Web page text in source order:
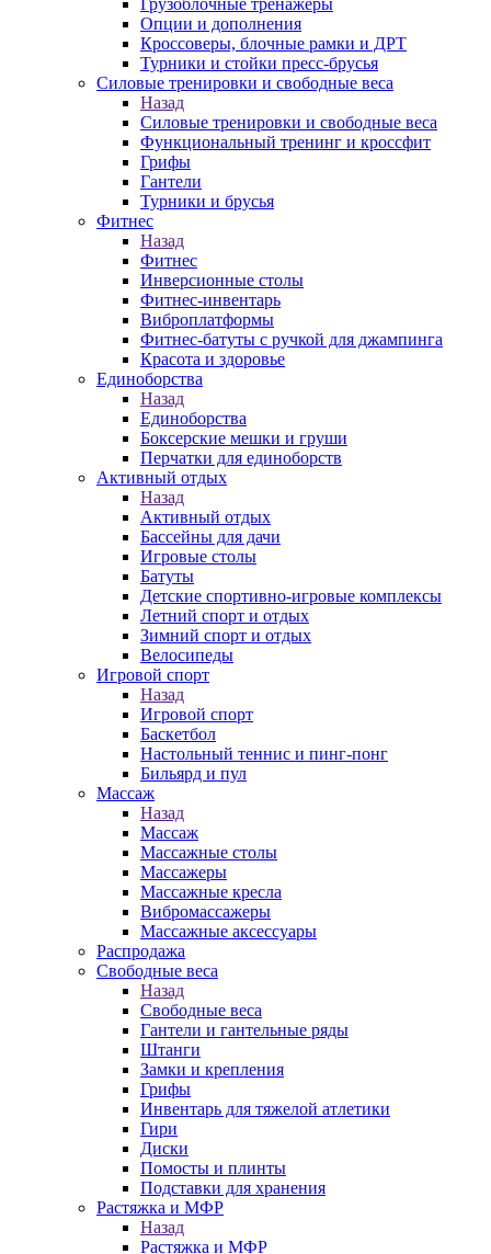
Грузоблочные тренажеры
Опции и дополнения
Кроссоверы, блочные рамки и ДРТ
Турники и стойки пресс-брусья
Силовые тренировки и свободные веса
Назад
Силовые тренировки и свободные веса
Функциональный тренинг и кроссфит
Грифы
Гантели
Турники и брусья
Фитнес
Назад
Фитнес
Инверсионные столы
Фитнес-инвентарь
Виброплатформы
Фитнес-батуты с ручкой для джампинга
Красота и здоровье
Единоборства
Назад
Единоборства
Боксерские мешки и груши
Перчатки для единоборств
Активный отдых
Назад
Активный отдых
Бассейны для дачи
Игровые столы
Батуты
Детские спортивно-игровые комплексы
Летний спорт и отдых
Зимний спорт и отдых
Велосипеды
Игровой спорт
Назад
Игровой спорт
Баскетбол
Настольный теннис и пинг-понг
Бильярд и пул
Массаж
Назад
Массаж
Массажные столы
Массажеры
Массажные кресла
Вибромассажеры
Массажные аксессуары
Распродажа
Свободные веса
Назад
Свободные веса
Гантели и гантельные ряды
Штанги
Замки и крепления
Грифы
Инвентарь для тяжелой атлетики
Гири
Диски
Помосты и плинты
Подставки для хранения
Растяжка и МФР
Назад
Растяжка и МФР